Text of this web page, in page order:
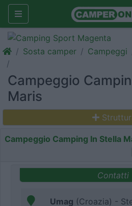
Sosta camper Campeggi
Campeggio
Maris
Campeggio Camping In Stella
Contatti
Umag (Croazia) -